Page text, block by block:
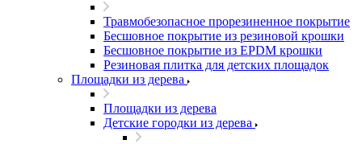
Травмобезопасное прорезиненное покрытие
Бесшовное покрытие из резиновой крошки
Бесшовное покрытие из EPDM крошки
Резиновая плитка для детских площадок
Площадки из дерева
Площадки из дерева
Детские городки из дерева